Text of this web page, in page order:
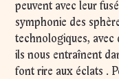
peuvent avec leur
symphonie des
technologiques, avec
ils nous entraînent
font rire aux éclats .